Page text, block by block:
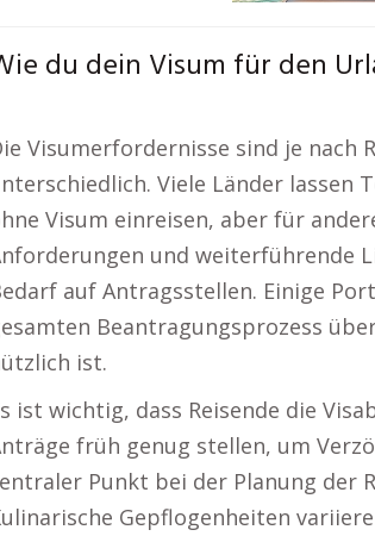
du dein Visum für den
Visumerfordernisse sind je nach
Viele Länder
Visum einreisen, aber für
und weiterführende
auf Antragsstellen. Einige
Beantragungsprozess
ist.
ist wichtig, dass Reisende die
früh genug stellen, um
Punkt bei der Planung der
Gepflogenheiten